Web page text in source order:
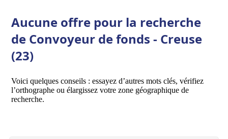
Aucune offre pour la recherche
de Convoyeur de fonds - Creuse
(23)
Voici quelques conseils : essayez d’autres mots clés, vérifiez
l’orthographe ou élargissez votre zone géographique de
recherche.